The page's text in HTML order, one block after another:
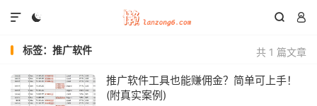
  

共 1 篇文章
标签：推广软件
推广软件工具也能赚佣金？简单可上手！
(附真实案例)